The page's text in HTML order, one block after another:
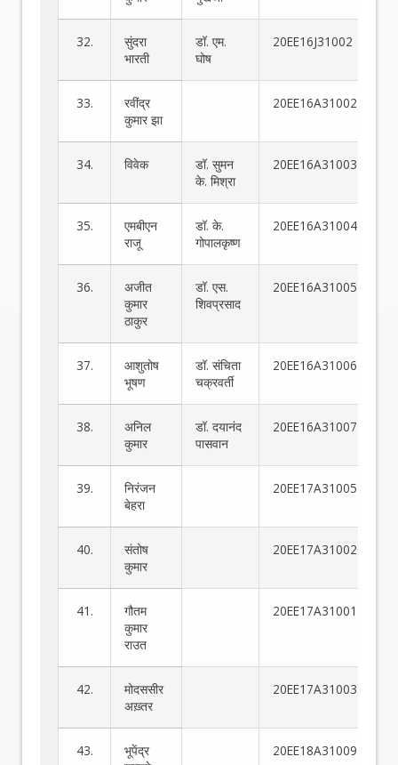
32.
सुंदरा
भारती
डॉ. एम.
घोष
20EE16J31002
33.
रवींद्र
कुमार झा
20EE16A31002
34. विवेक
डॉ. सुमन
के. मिश्रा
20EE16A31003
35.
एमबीएन
राजू
डॉ. के.
गोपालकृष्ण
20EE16A31004
36.
अजीत
कुमार
ठाकुर
डॉ. एस.
शिवप्रसाद
20EE16A31005
37.
आशुतोष
भूषण
डॉ. संचिता
चक्रवर्ती
20EE16A31006
38.
अनिल
कुमार
डॉ. दयानंद
पासवान
20EE16A31007
39.
निरंजन
बेहरा
20EE17A31005
40.
संतोष
कुमार
20EE17A31002
41.
गौतम
कुमार
राउत
20EE17A31001
42.
मोदससीर
अख़्तर
20EE17A31003
43.
भूपेंद्र
20EE18A31009